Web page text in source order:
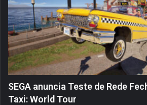
SEGA anuncia Teste de Rede
Taxi: World Tour